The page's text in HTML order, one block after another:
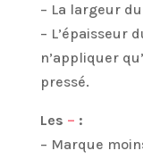
– La largeur
– L’épaisseur
n’appliquer
pressé.
Les – :
– Marque